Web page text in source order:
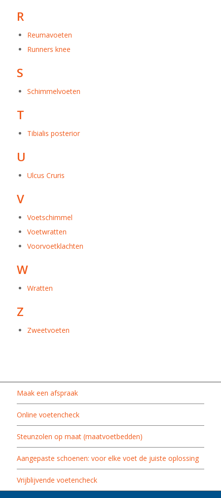
R
Reumavoeten
Runners knee
S
Schimmelvoeten
T
Tibialis posterior
U
Ulcus Cruris
V
Voetschimmel
Voetwratten
Voorvoetklachten
W
Wratten
Z
Zweetvoeten
Maak een afspraak
Online voetencheck
Steunzolen op maat (maatvoetbedden)
Aangepaste schoenen: voor elke voet de juiste oplossing
Vrijblijvende voetencheck